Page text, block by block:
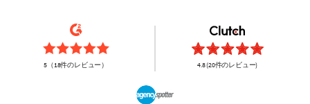
5（18件のレビュー） 4.8 (20件のレビュー)